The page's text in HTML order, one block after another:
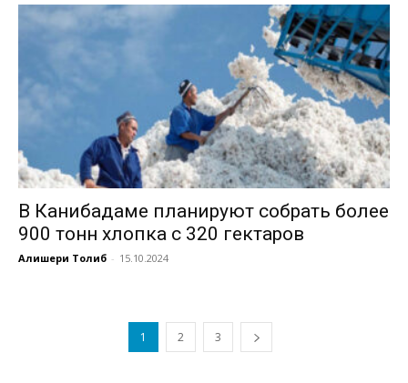
В Канибадаме планируют собрать более
900 тонн хлопка с 320 гектаров
Алишери Толиб - 15.10.2024
1 2 3